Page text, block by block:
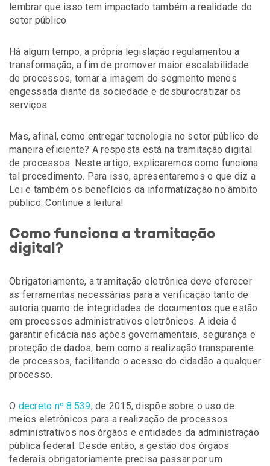
lembrar que isso tem impactado também a realidade do
setor público.
Há algum tempo, a própria legislação regulamentou a
transformação, a fim de promover maior escalabilidade
de processos, tornar a imagem do segmento menos
engessada diante da sociedade e desburocratizar os
serviços.
Mas, afinal, como entregar tecnologia no setor público de
maneira eficiente? A resposta está na tramitação digital
de processos. Neste artigo, explicaremos como funciona
tal procedimento. Para isso, apresentaremos o que diz a
Lei e também os benefícios da informatização no âmbito
público. Continue a leitura!
Como funciona a tramitação
digital?
Obrigatoriamente, a tramitação eletrônica deve oferecer
as ferramentas necessárias para a verificação tanto de
autoria quanto de integridades de documentos que estão
em processos administrativos eletrônicos. A ideia é
garantir eficácia nas ações governamentais, segurança e
proteção de dados, bem como a realização transparente
de processos, facilitando o acesso do cidadão a qualquer
processo.
O decreto nº 8.539, de 2015, dispõe sobre o uso de
meios eletrônicos para a realização de processos
administrativos nos órgãos e entidades da administração
pública federal. Desde então, a gestão dos órgãos
federais obrigatoriamente precisa passar por um